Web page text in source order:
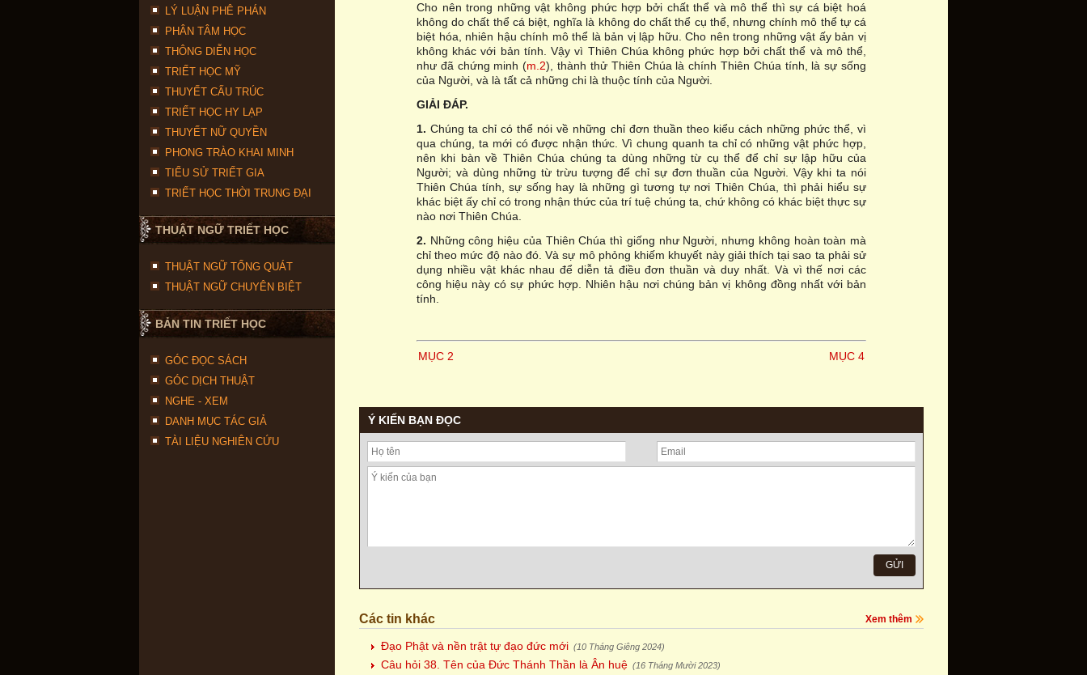
LÝ LUẬN PHÊ PHÁN
PHÂN TÂM HỌC
THÔNG DIỄN HỌC
TRIẾT HỌC MỸ
THUYẾT CẤU TRÚC
TRIẾT HỌC HY LẠP
THUYẾT NỮ QUYỀN
PHONG TRÀO KHAI MINH
TIỂU SỬ TRIẾT GIA
TRIẾT HỌC THỜI TRUNG ĐẠI
THUẬT NGỮ TRIẾT HỌC
THUẬT NGỮ TỔNG QUÁT
THUẬT NGỮ CHUYÊN BIỆT
BẢN TIN TRIẾT HỌC
GÓC ĐỌC SÁCH
GÓC DỊCH THUẬT
NGHE - XEM
DANH MỤC TÁC GIẢ
TÀI LIỆU NGHIÊN CỨU
Cho nên trong những vật không phức hợp bởi chất thể và mô thể thì sự cá biệt hoá
không do chất thể cá biệt, nghĩa là không do chất thể cụ thể, nhưng chính mô thể tự cá
biệt hóa, nhiên hậu chính mô thể là bản vị lập hữu. Cho nên trong những vật ấy bản vị
không khác với bản tính. Vậy vì Thiên Chúa không phức hợp bởi chất thể và mô thể,
như đã chứng minh (m.2), thành thử Thiên Chúa là chính Thiên Chúa tính, là sự sống
của Người, và là tất cả những chi là thuộc tính của Người.
GIẢI ĐÁP.
1. Chúng ta chỉ có thể nói về những chỉ đơn thuần theo kiểu cách những phức thể, vì
qua chúng, ta mới có được nhận thức. Vì chung quanh ta chỉ có những vật phức hợp,
nên khi bàn về Thiên Chúa chúng ta dùng những từ cụ thể để chỉ sự lập hữu của
Người; và dùng những từ trừu tượng để chỉ sự đơn thuần của Người. Vậy khi ta nói
Thiên Chúa tính, sự sống hay là những gì tương tự nơi Thiên Chúa, thì phải hiểu sự
khác biệt ấy chỉ có trong nhận thức của trí tuệ chúng ta, chứ không có khác biệt thực sự
nào nơi Thiên Chúa.
2. Những công hiệu của Thiên Chúa thì giống như Người, nhưng không hoàn toàn mà
chỉ theo mức độ nào đó. Và sự mô phỏng khiếm khuyết này giải thích tại sao ta phải sử
dụng nhiều vật khác nhau để diễn tả điều đơn thuần và duy nhất. Và vì thế nơi các
công hiệu này có sự phức hợp. Nhiên hậu nơi chúng bản vị không đồng nhất với bản
tính.
MỤC 4
MỤC 2
Ý KIẾN BẠN ĐỌC
Các tin khác Xem thêm
Đạo Phật và nền trật tự đạo đức mới (10 Tháng Giêng 2024)
Câu hỏi 38. Tên của Đức Thánh Thần là Ân huệ (16 Tháng Mười 2023)